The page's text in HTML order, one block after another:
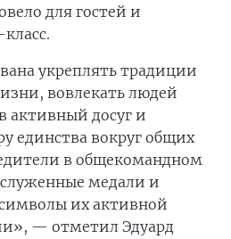
для гостей и
укреплять традиции
вовлекать людей
активный досуг и
единства вокруг общих
в общекомандном
медали и
их активной
— отметил Эдуард